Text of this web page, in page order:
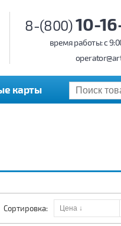
8-(800)10-
время работы: c
карты
Сортировка: